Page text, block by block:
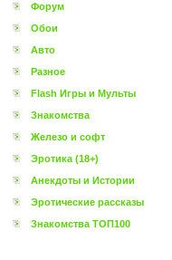
Форум
Обои
Авто
Разное
Flash Игры и Мульты
Знакомства
Железо и софт
Эротика (18+)
Анекдоты и Истории
Эротические рассказы
Знакомства ТОП100